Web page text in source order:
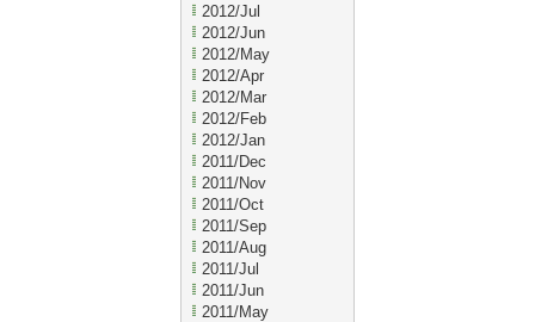
2012/Jul
2012/Jun
2012/May
2012/Apr
2012/Mar
2012/Feb
2012/Jan
2011/Dec
2011/Nov
2011/Oct
2011/Sep
2011/Aug
2011/Jul
2011/Jun
2011/May